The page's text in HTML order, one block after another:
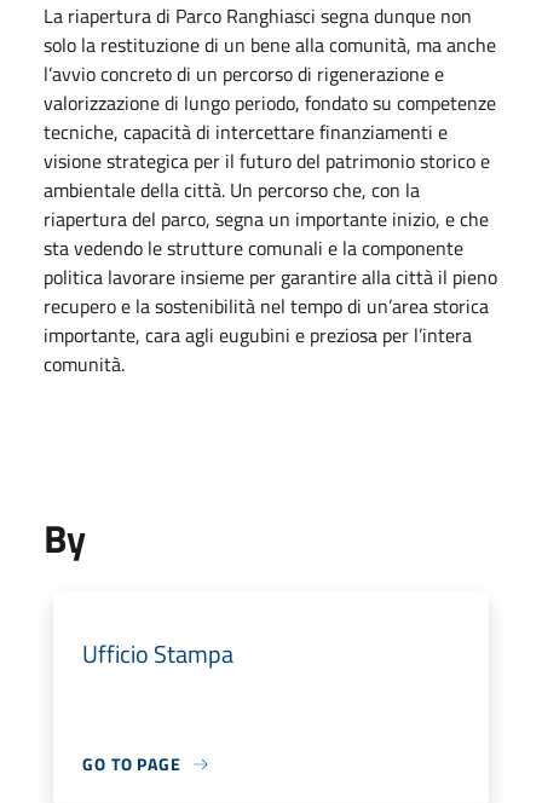
La riapertura di Parco Ranghiasci segna dunque non
solo la restituzione di un bene alla comunità, ma anche
l’avvio concreto di un percorso di rigenerazione e
valorizzazione di lungo periodo, fondato su competenze
tecniche, capacità di intercettare finanziamenti e
visione strategica per il futuro del patrimonio storico e
ambientale della città. Un percorso che, con la
riapertura del parco, segna un importante inizio, e che
sta vedendo le strutture comunali e la componente
politica lavorare insieme per garantire alla città il pieno
recupero e la sostenibilità nel tempo di un’area storica
importante, cara agli eugubini e preziosa per l’intera
comunità.
By
Ufficio Stampa
GO TO PAGE